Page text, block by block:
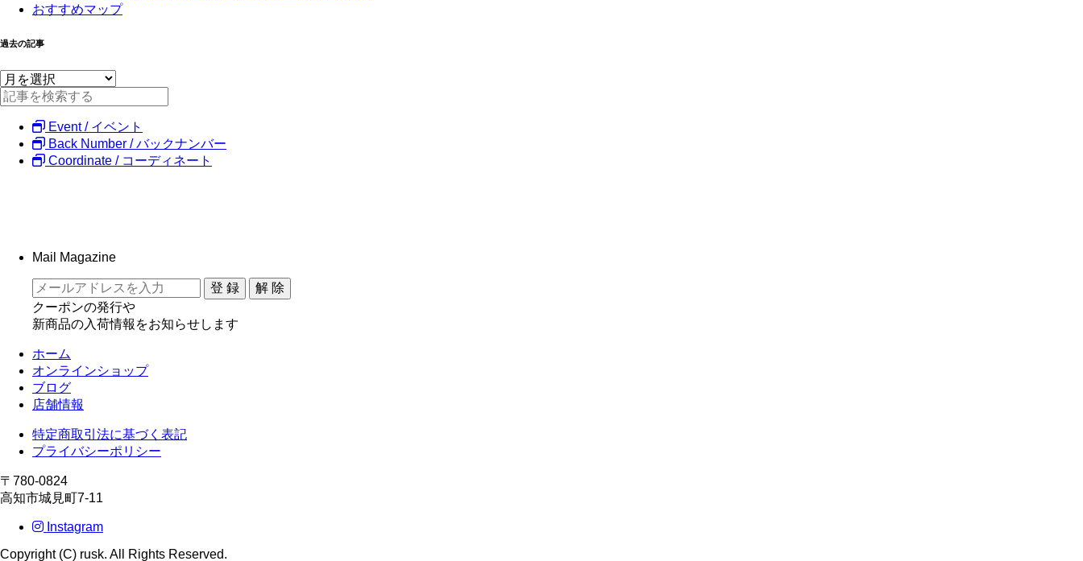
おすすめマップ
過去の記事
Event / イベント
Back Number / バックナンバー
Coordinate / コーディネート
Mail Magazine
クーポンの発行や
新商品の入荷情報をお知らせします
ホーム
オンラインショップ
ブログ
店舗情報
特定商取引法に基づく表記
プライバシーポリシー
〒780-0824
高知市城見町7-11
Instagram
Copyright (C) rusk. All Rights Reserved.